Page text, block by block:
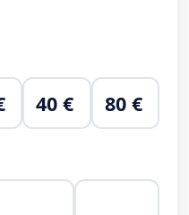
40 € 80 €